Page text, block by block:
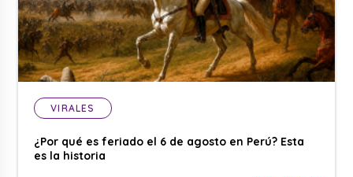
VIRALES
¿Por qué es feriado el 6 de agosto en Perú? Esta
es la historia